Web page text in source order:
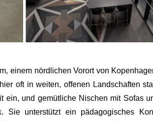
einem nördlichen Vorort von
oft in weiten, offenen Landschaften
ein, und gemütliche Nischen mit Sofas
unterstützt ein pädagogisches